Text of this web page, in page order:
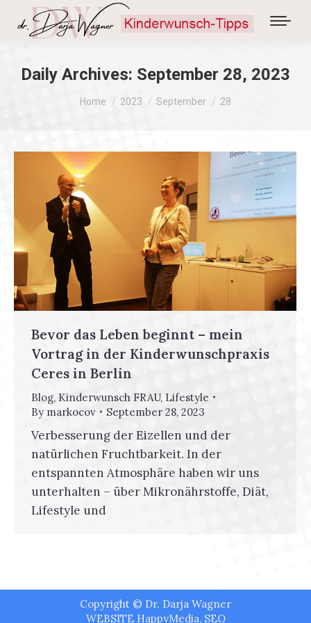
Daily Archives: September 28, 2023
You are here:
Home 2023 September 28
Bevor das Leben beginnt – mein
Vortrag in der Kinderwunschpraxis
Ceres in Berlin
Blog, Kinderwunsch FRAU, Lifestyle
By markocov September 28, 2023
Verbesserung der Eizellen und der
natürlichen Fruchtbarkeit. In der
entspannten Atmosphäre haben wir uns
unterhalten – über Mikronährstoffe, Diät,
Lifestyle und
Copyright © Dr. Darja Wagner
WEBSITE HappyMedia, SEO